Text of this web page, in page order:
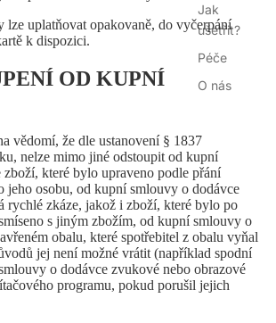
Jak
ušetřit?
Péče
O nás
lze uplatňovat opakovaně, do vyčerpání
k dispozici.
OD KUPNÍ
vědomí, že dle ustanovení § 1837
nelze mimo jiné odstoupit od kupní
které bylo upraveno podle přání
jeho osobu, od kupní smlouvy o dodávce
rychlé zkáze, jakož i zboží, které bylo po
s jiným zbožím, od kupní smlouvy o
obalu, které spotřebitel z obalu vyňal
jej není možné vrátit (například spodní
o dodávce zvukové nebo obrazové
programu, pokud porušil jejich